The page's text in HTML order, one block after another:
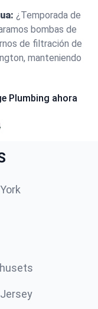
¿Temporada de
bombas de
de filtración de
manteniendo
Plumbing ahora